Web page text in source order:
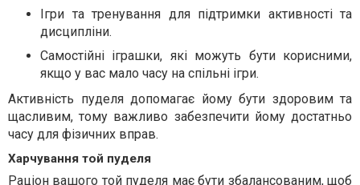
Ігри та тренування для підтримки активності та
дисципліни.
Самостійні іграшки, які можуть бути корисними,
якщо у вас мало часу на спільні ігри.
Активність пуделя допомагає йому бути здоровим та
щасливим, тому важливо забезпечити йому достатньо
часу для фізичних вправ.
Харчування той пуделя
Раціон вашого той пуделя має бути збалансованим, щоб